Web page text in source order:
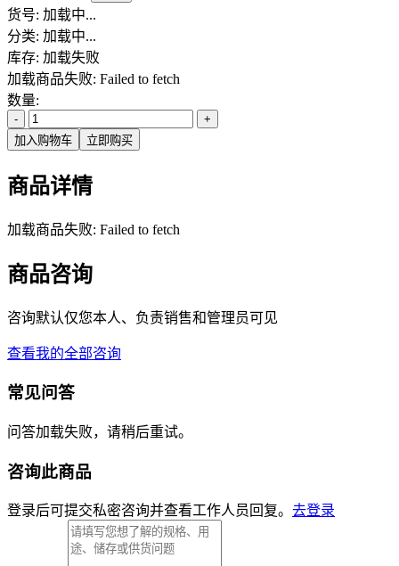
货号: 加载中...
分类: 加载中...
库存: 加载失败
加载商品失败: Failed to fetch
数量:
-
+
加入购物车
立即购买
商品详情
加载商品失败: Failed to fetch
商品咨询
咨询默认仅您本人、负责销售和管理员可见
查看我的全部咨询
常见问答
问答加载失败，请稍后重试。
咨询此商品
登录后可提交私密咨询并查看工作人员回复。 去登录